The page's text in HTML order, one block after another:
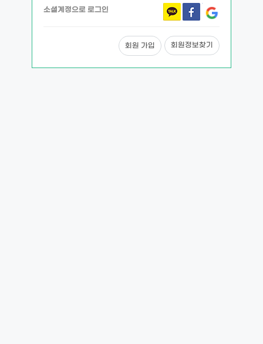
소셜계정으로 로그인
회원 가입 회원정보찾기